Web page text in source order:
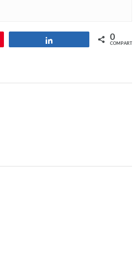
0
COMPARTIR